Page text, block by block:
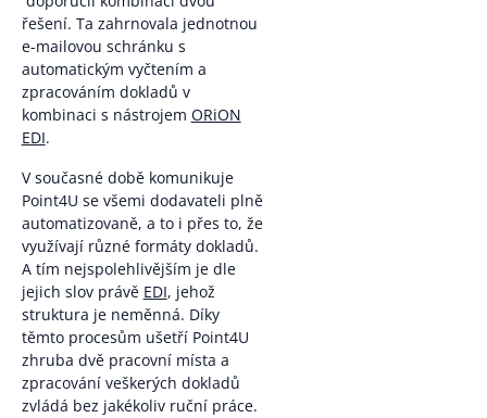
řešení. Ta zahrnovala jednotnou
e-mailovou schránku s
automatickým vyčtením a
zpracováním dokladů v
kombinaci s nástrojem ORiON
EDI.
V současné době komunikuje
Point4U se všemi dodavateli plně
automatizovaně, a to i přes to, že
využívají různé formáty dokladů.
A tím nejspolehlivějším je dle
jejich slov právě EDI, jehož
struktura je neměnná. Díky
těmto procesům ušetří Point4U
zhruba dvě pracovní místa a
zpracování veškerých dokladů
zvládá bez jakékoliv ruční práce.